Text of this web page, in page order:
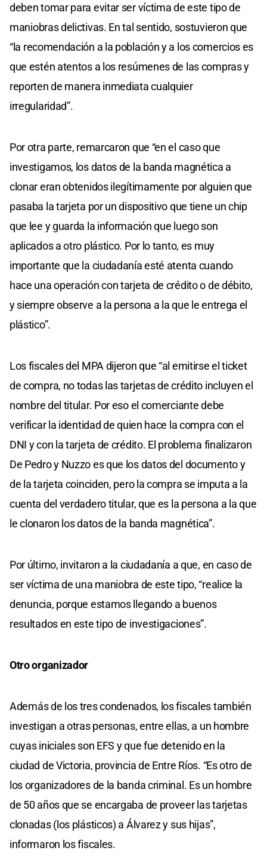
deben tomar para evitar ser víctima de este tipo de
maniobras delictivas. En tal sentido, sostuvieron que
“la recomendación a la población y a los comercios es
que estén atentos a los resúmenes de las compras y
reporten de manera inmediata cualquier
irregularidad”.
Por otra parte, remarcaron que “en el caso que
investigamos, los datos de la banda magnética a
clonar eran obtenidos ilegítimamente por alguien que
pasaba la tarjeta por un dispositivo que tiene un chip
que lee y guarda la información que luego son
aplicados a otro plástico. Por lo tanto, es muy
importante que la ciudadanía esté atenta cuando
hace una operación con tarjeta de crédito o de débito,
y siempre observe a la persona a la que le entrega el
plástico”.
Los fiscales del MPA dijeron que “al emitirse el ticket
de compra, no todas las tarjetas de crédito incluyen el
nombre del titular. Por eso el comerciante debe
verificar la identidad de quien hace la compra con el
DNI y con la tarjeta de crédito. El problema finalizaron
De Pedro y Nuzzo es que los datos del documento y
de la tarjeta coinciden, pero la compra se imputa a la
cuenta del verdadero titular, que es la persona a la que
le clonaron los datos de la banda magnética”.
Por último, invitaron a la ciudadanía a que, en caso de
ser víctima de una maniobra de este tipo, “realice la
denuncia, porque estamos llegando a buenos
resultados en este tipo de investigaciones”.
Otro organizador
Además de los tres condenados, los fiscales también
investigan a otras personas, entre ellas, a un hombre
cuyas iniciales son EFS y que fue detenido en la
ciudad de Victoria, provincia de Entre Ríos. “Es otro de
los organizadores de la banda criminal. Es un hombre
de 50 años que se encargaba de proveer las tarjetas
clonadas (los plásticos) a Álvarez y sus hijas”,
informaron los fiscales.